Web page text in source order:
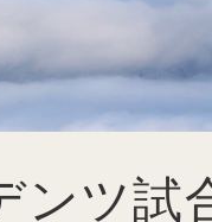
ンツ試